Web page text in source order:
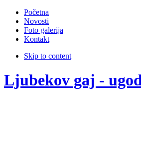
Početna
Novosti
Foto galerija
Kontakt
Skip to content
Ljubekov gaj -